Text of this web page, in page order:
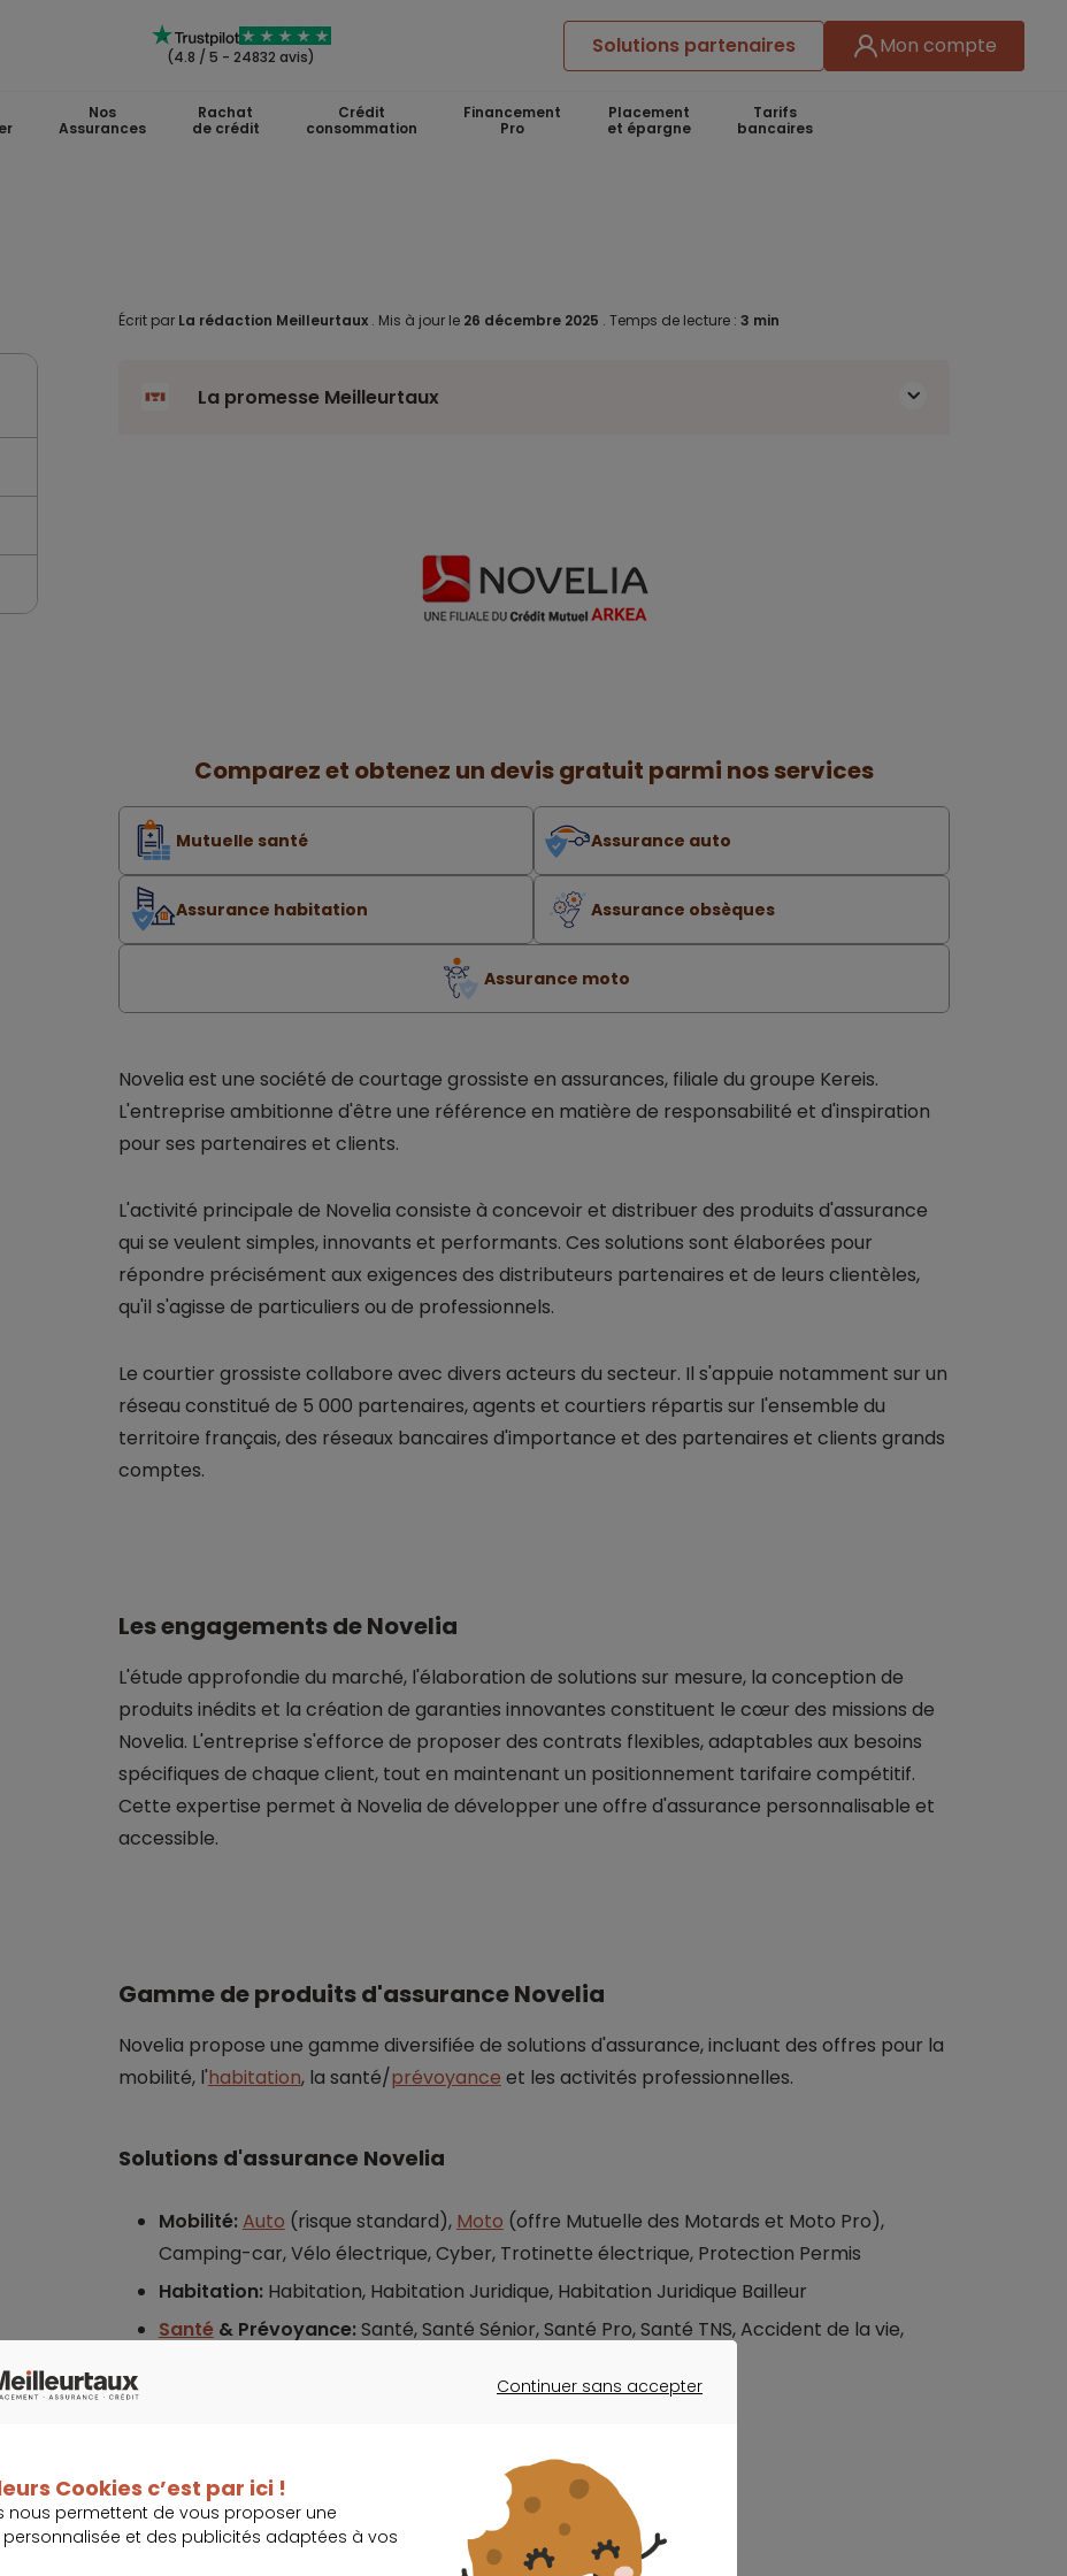
(4.8 / 5 - 24832 avis) Solutions partenaires Mon compte
Nos
Assurances
Rachat
de crédit
Crédit
consommation
Financement
Pro
Placement
et épargne
Tarifs
bancaires
Écrit par La rédaction Meilleurtaux . Mis à jour le 26 décembre 2025 . Temps de lecture : 3 min
La promesse Meilleurtaux
Comparez et obtenez un devis gratuit parmi nos services
Mutuelle santé Assurance auto
Assurance habitation Assurance obsèques
Assurance moto
Novelia est une société de courtage grossiste en assurances, filiale du groupe Kereis.
L'entreprise ambitionne d'être une référence en matière de responsabilité et d'inspiration
pour ses partenaires et clients.
L'activité principale de Novelia consiste à concevoir et distribuer des produits d'assurance
qui se veulent simples, innovants et performants. Ces solutions sont élaborées pour
répondre précisément aux exigences des distributeurs partenaires et de leurs clientèles,
qu'il s'agisse de particuliers ou de professionnels.
Le courtier grossiste collabore avec divers acteurs du secteur. Il s'appuie notamment sur un
réseau constitué de 5 000 partenaires, agents et courtiers répartis sur l'ensemble du
territoire français, des réseaux bancaires d'importance et des partenaires et clients grands
comptes.
Les engagements de Novelia
L'étude approfondie du marché, l'élaboration de solutions sur mesure, la conception de
produits inédits et la création de garanties innovantes constituent le cœur des missions de
Novelia. L'entreprise s'efforce de proposer des contrats flexibles, adaptables aux besoins
spécifiques de chaque client, tout en maintenant un positionnement tarifaire compétitif.
Cette expertise permet à Novelia de développer une offre d'assurance personnalisable et
accessible.
Gamme de produits d'assurance Novelia
Novelia propose une gamme diversifiée de solutions d'assurance, incluant des offres pour la
mobilité, l'habitation, la santé/prévoyance et les activités professionnelles.
Solutions d'assurance Novelia
Mobilité:Auto (risque standard), Moto (offre Mutuelle des Motards et Moto Pro),
Camping-car, Vélo électrique, Cyber, Trotinette électrique, Protection Permis
Habitation:Habitation, Habitation Juridique, Habitation Juridique Bailleur
Santé& Prévoyance:Santé, Santé Sénior, Santé Pro, Santé TNS, Accident de la vie,
Assurance auto Novelia : un aperçu
Continuer sans accepter
Cookies c’est par ici !
nous permettent de vous proposer une
personnalisée et des publicités adaptées à vos